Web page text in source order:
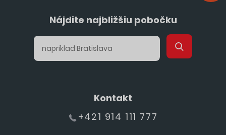
Nájdite najbližšiu pobočku
Kontakt
+421 914 111 777